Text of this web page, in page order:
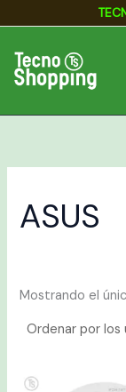
contenido
ASUS
Mostrando el